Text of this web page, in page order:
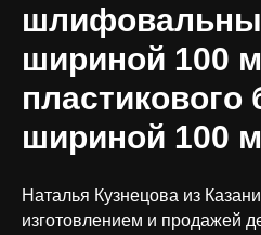
шириной 100
пластикового
шириной 100
Наталья Кузнецова из
изготовлением и продажей